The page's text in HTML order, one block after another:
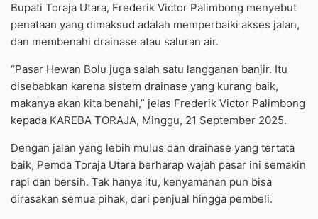
Bupati Toraja Utara, Frederik Victor Palimbong menyebut
penataan yang dimaksud adalah memperbaiki akses jalan,
dan membenahi drainase atau saluran air.
“Pasar Hewan Bolu juga salah satu langganan banjir. Itu
disebabkan karena sistem drainase yang kurang baik,
makanya akan kita benahi,” jelas Frederik Victor Palimbong
kepada KAREBA TORAJA, Minggu, 21 September 2025.
Dengan jalan yang lebih mulus dan drainase yang tertata
baik, Pemda Toraja Utara berharap wajah pasar ini semakin
rapi dan bersih. Tak hanya itu, kenyamanan pun bisa
dirasakan semua pihak, dari penjual hingga pembeli.